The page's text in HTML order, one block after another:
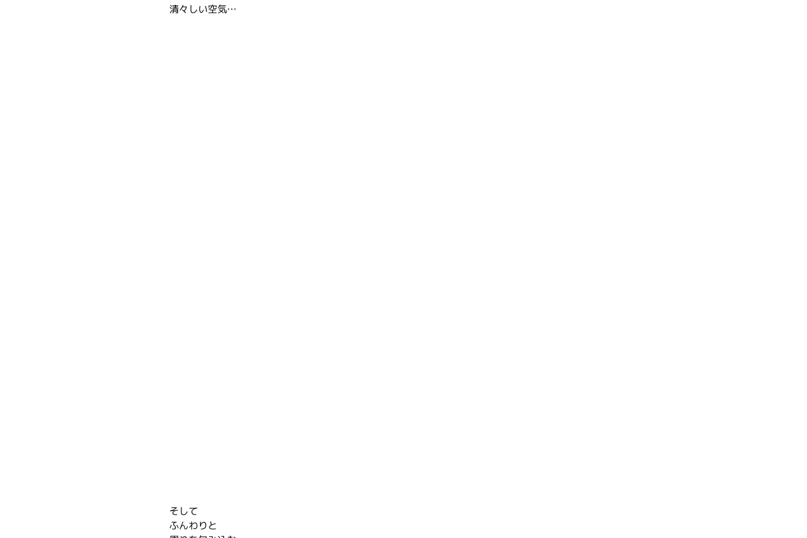
清々しい空気…
そして
ふんわりと